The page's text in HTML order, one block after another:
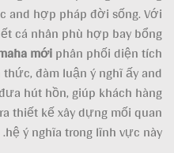
and hợp pháp đời sống. Với
cá nhân phù hợp bay bổng
mớiphân phối diện tích
đàm luận ý nghĩ ấy and
hút hồn, giúp khách hàng
thiết kế xây dựng mối quan
hệ ý nghĩa trong lĩnh vực này.